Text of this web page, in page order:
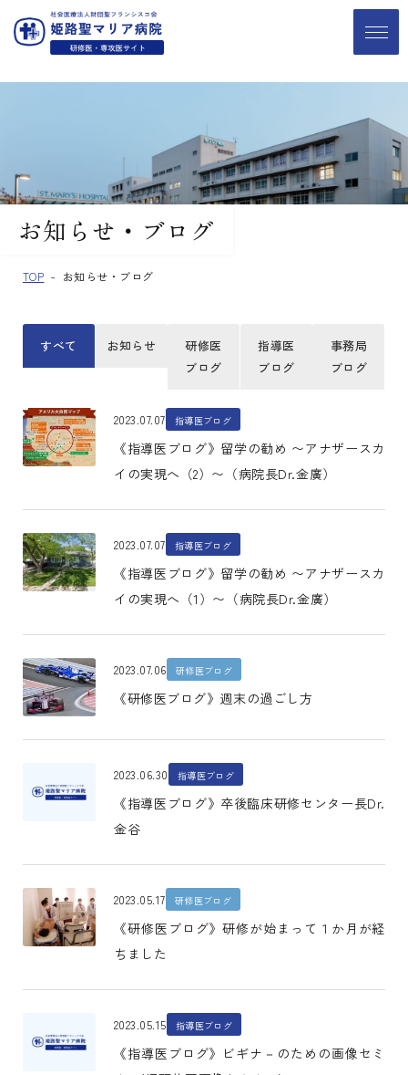
お知らせ・ブログ
TOP お知らせ・ブログ
すべて お知らせ
研修医
ブログ
指導医
ブログ
事務局
ブログ
2023.07.07 指導医ブログ
《指導医ブログ》留学の勧め 〜アナザースカ
イの実現へ（2）〜（病院長Dr.金廣）
2023.07.07 指導医ブログ
《指導医ブログ》留学の勧め 〜アナザースカ
イの実現へ（1）〜（病院長Dr.金廣）
2023.07.06 研修医ブログ
《研修医ブログ》週末の過ごし方
2023.06.30 指導医ブログ
《指導医ブログ》卒後臨床研修センター長Dr.
金谷
2023.05.17 研修医ブログ
《研修医ブログ》研修が始まって１か月が経
ちました
2023.05.15 指導医ブログ
《指導医ブログ》ビギナ－のための画像セミ